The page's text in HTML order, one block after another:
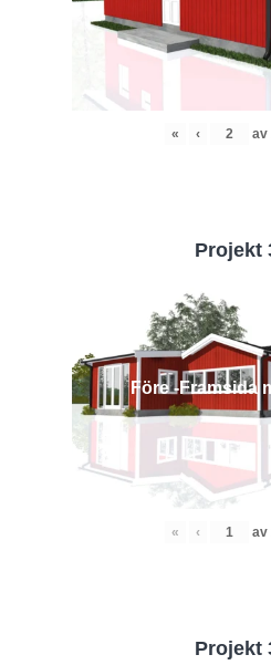
« ‹ av
Projekt
Före -Framsida
« ‹ av
Projekt